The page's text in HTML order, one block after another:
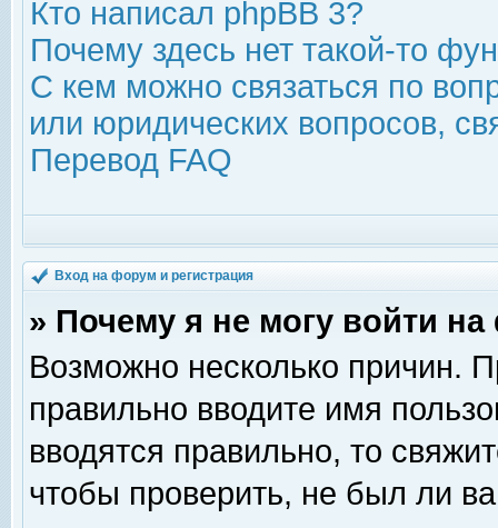
Кто написал phpBB 3?
Почему здесь нет такой-то
С кем можно связаться по
или юридических вопросов,
Перевод FAQ
Вход на форум и регистрация
» Почему я не могу войти
Возможно несколько причин.
правильно вводите имя
вводятся правильно, то
чтобы проверить, не был ли